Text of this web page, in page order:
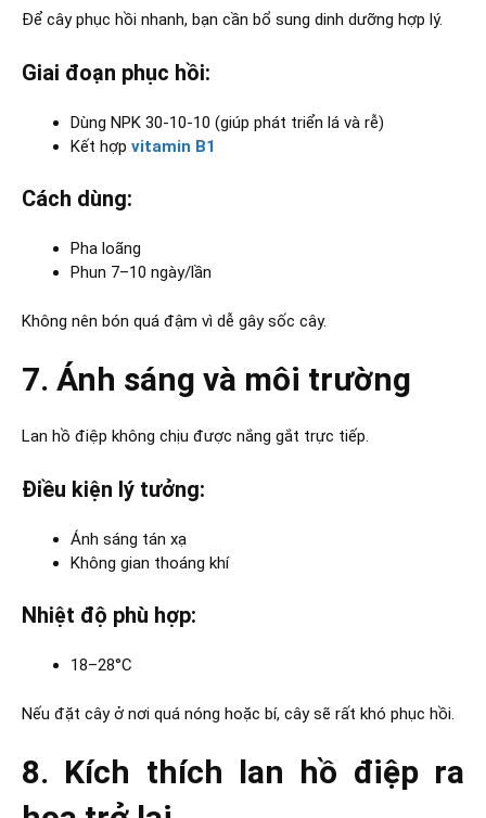
Để cây phục hồi nhanh, bạn cần bổ sung dinh dưỡng hợp lý.
Giai đoạn phục hồi:
Dùng NPK 30-10-10 (giúp phát triển lá và rễ)
Kết hợp vitamin B1
Cách dùng:
Pha loãng
Phun 7–10 ngày/lần
Không nên bón quá đậm vì dễ gây sốc cây.
7. Ánh sáng và môi trường
Lan hồ điệp không chịu được nắng gắt trực tiếp.
Điều kiện lý tưởng:
Ánh sáng tán xạ
Không gian thoáng khí
Nhiệt độ phù hợp:
18–28°C
Nếu đặt cây ở nơi quá nóng hoặc bí, cây sẽ rất khó phục hồi.
8. Kích thích lan hồ điệp ra